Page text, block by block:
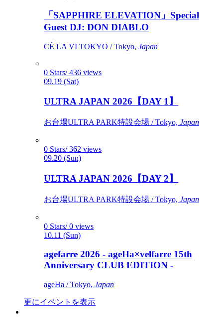
「SAPPHIRE ELEVATION」Special
Guest DJ: DON DIABLO
CÉ LA VI TOKYO / Tokyo, Japan
0 Stars/ 436 views
09.19 (Sat)
ULTRA JAPAN 2026【DAY 1】
お台場ULTRA PARK特設会場 / Tokyo, Japan
0 Stars/ 362 views
09.20 (Sun)
ULTRA JAPAN 2026【DAY 2】
お台場ULTRA PARK特設会場 / Tokyo, Japan
0 Stars/ 0 views
10.11 (Sun)
agefarre 2026 - ageHa×velfarre 15th
Anniversary CLUB EDITION -
ageHa / Tokyo, Japan
更にイベントを表示